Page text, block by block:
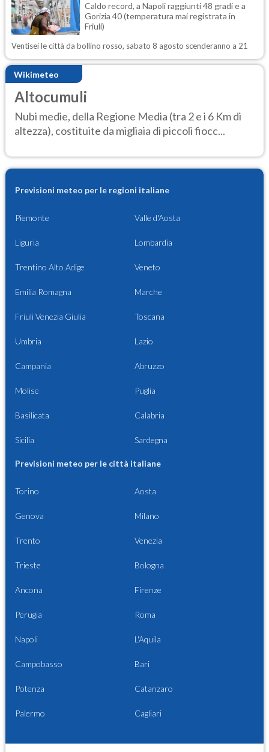
Caldo record, a Napoli raggiunti 48 gradi e a
Gorizia 40 (temperatura mai registrata in
Friuli)
Ventisei le città da bollino rosso, sabato 8 agosto scenderanno a 21
Wikimeteo
Altocumuli
Nubi medie, della Regione Media (tra 2 e i 6 Km di
altezza), costituite da migliaia di piccoli fiocc...
Previsioni meteo per le regioni italiane
Piemonte Valle d'Aosta
Liguria Lombardia
Trentino Alto Adige Veneto
Emilia Romagna Marche
Friuli Venezia Giulia Toscana
Umbria Lazio
Campania Abruzzo
Molise Puglia
Basilicata Calabria
Sicilia Sardegna
Previsioni meteo per le città italiane
Torino Aosta
Genova Milano
Trento Venezia
Trieste Bologna
Ancona Firenze
Perugia Roma
Napoli L'Aquila
Campobasso Bari
Potenza Catanzaro
Palermo Cagliari